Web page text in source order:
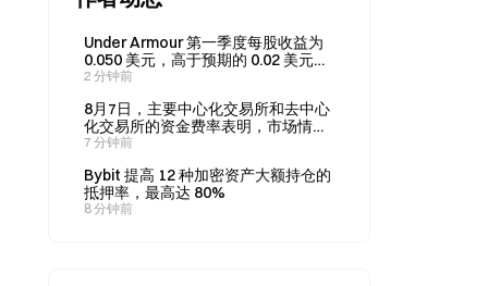
Under Armour 第一季度每股收益为
0.050 美元，高于预期的 0.02 美元；
营收为 11 亿美元，低于预期。
2 分钟前
8月7日，主要中心化交易所和去中心
化交易所的资金费率表明，市场情绪
转为看跌。
7 分钟前
Bybit 提高 12 种加密资产大额持仓的
抵押率，最高达 80%
8 分钟前